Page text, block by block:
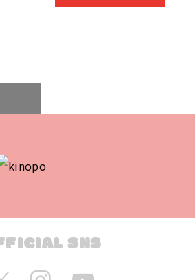
OFFICIAL FAN CLUB
SNS